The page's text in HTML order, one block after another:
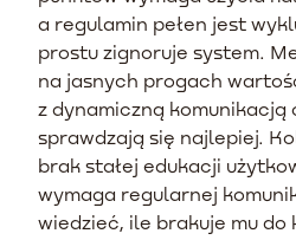
a regulamin pełen jest
prostu zignoruje system.
na jasnych progach
z dynamiczną komunikacją
sprawdzają się najlepiej.
brak stałej edukacji
wymaga regularnej
wiedzieć, ile brakuje mu do